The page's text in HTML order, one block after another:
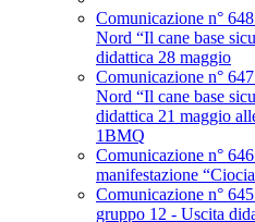
Comunicazione n°
Nord “Il cane base
didattica 28 maggio
Comunicazione n°
Nord “Il cane base
didattica 21 maggio
1BMQ
Comunicazione n°
manifestazione
Comunicazione n°
gruppo 12 - Uscita